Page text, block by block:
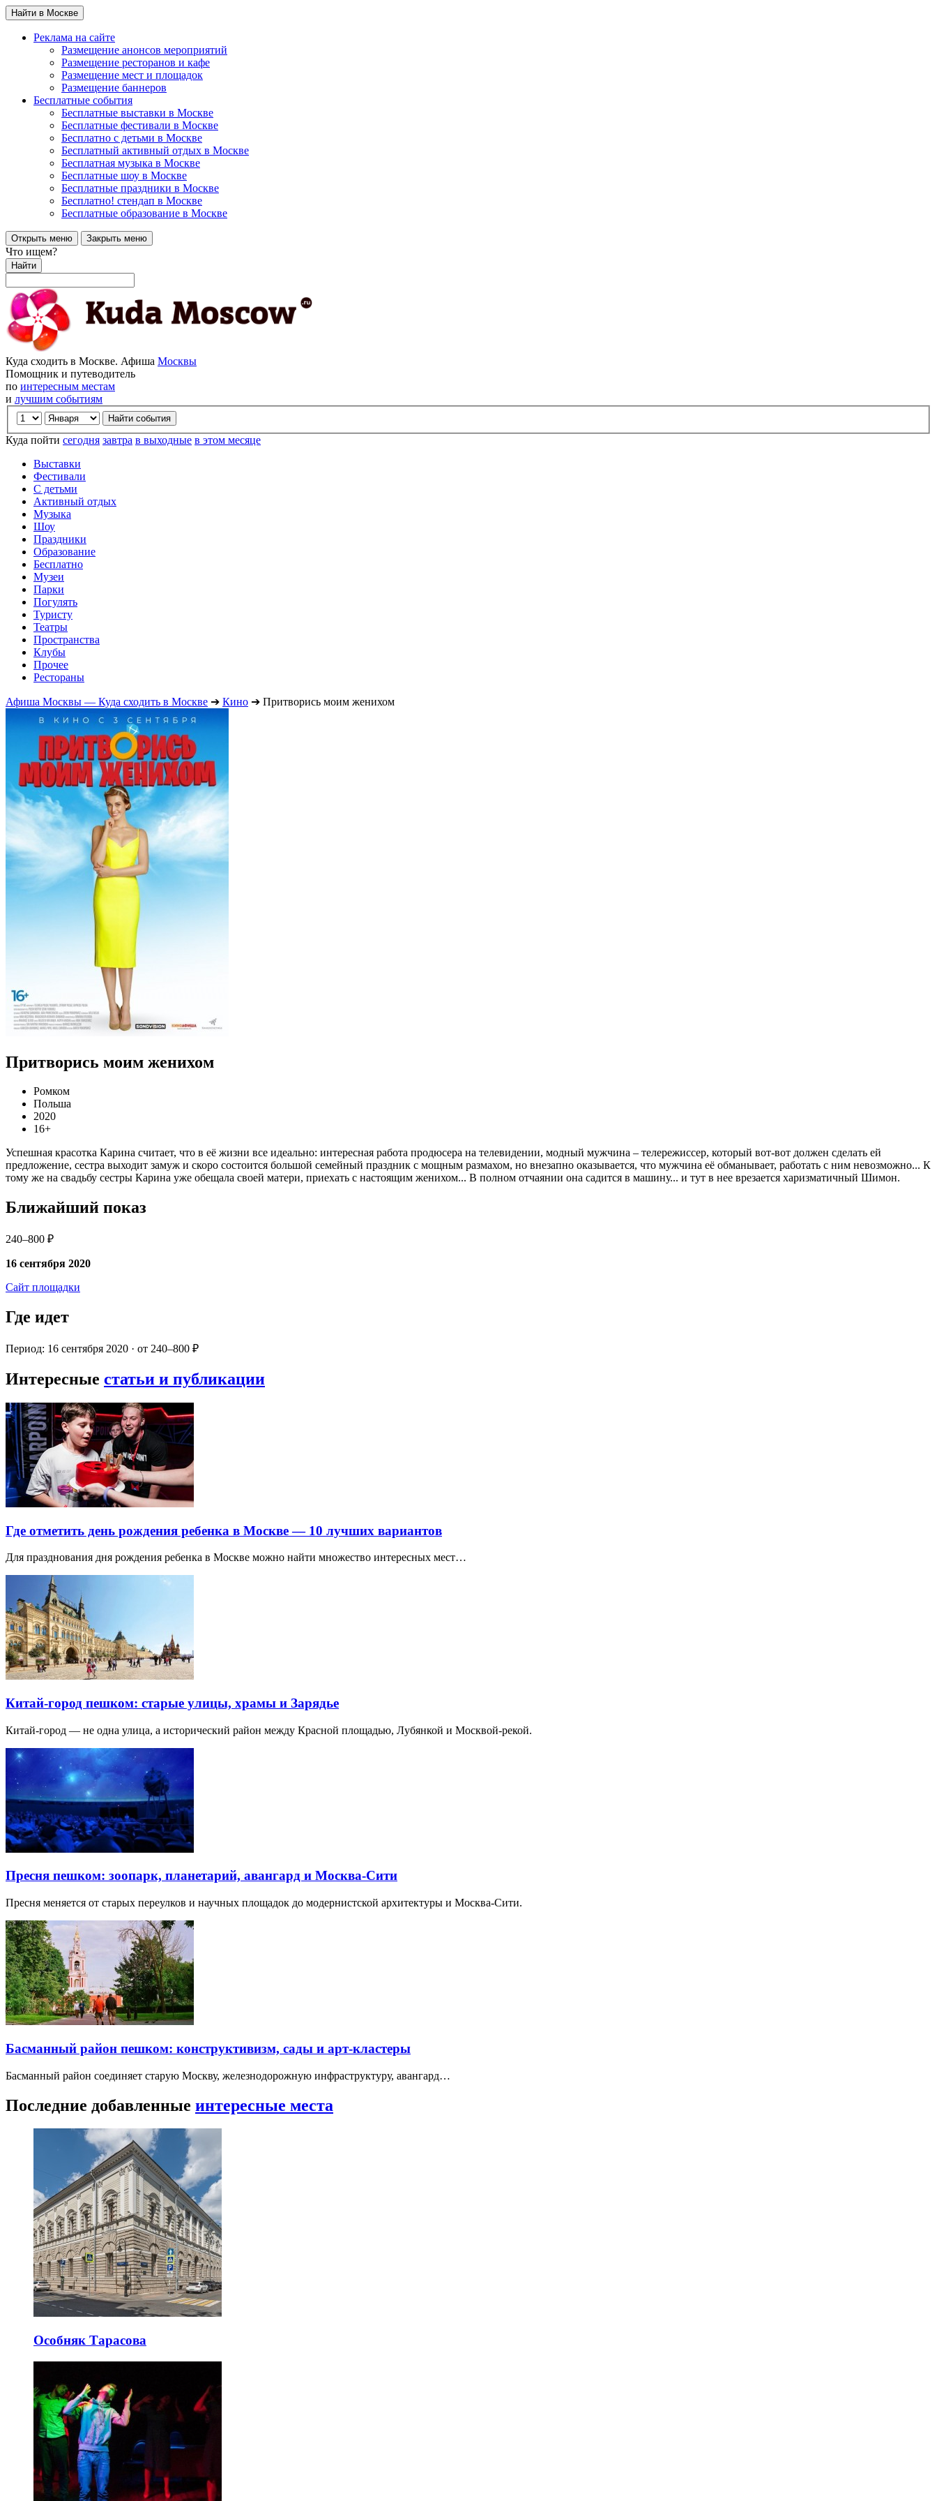
Найти в Москве
Реклама на сайте
Размещение анонсов мероприятий
Размещение ресторанов и кафе
Размещение мест и площадок
Размещение баннеров
Бесплатные события
Бесплатные выставки в Москве
Бесплатные фестивали в Москве
Бесплатно с детьми в Москве
Бесплатный активный отдых в Москве
Бесплатная музыка в Москве
Бесплатные шоу в Москве
Бесплатные праздники в Москве
Бесплатно! стендап в Москве
Бесплатные образование в Москве
Открыть меню Закрыть меню
Что ищем?
Найти
Куда сходить в Москве. Афиша Москвы
Помощник и путеводитель
по интересным местам
и лучшим событиям
Куда пойти сегодня завтра в выходные в этом месяце
Выставки
Фестивали
С детьми
Активный отдых
Музыка
Шоу
Праздники
Образование
Бесплатно
Музеи
Парки
Погулять
Туристу
Театры
Пространства
Клубы
Прочее
Рестораны
Афиша Москвы — Куда сходить в Москве ➔ Кино ➔ Притворись моим женихом
Притворись моим женихом
Ромком
Польша
2020
16+
Успешная красотка Карина считает, что в её жизни все идеально: интересная работа продюсера на телевидении, модный мужчина – телережиссер, который вот-вот должен сделать ей
предложение, сестра выходит замуж и скоро состоится большой семейный праздник с мощным размахом, но внезапно оказывается, что мужчина её обманывает, работать с ним невозможно... К
тому же на свадьбу сестры Карина уже обещала своей матери, приехать с настоящим женихом... В полном отчаянии она садится в машину... и тут в нее врезается харизматичный Шимон.
Ближайший показ
240–800 ₽
16 сентября 2020
Сайт площадки
Где идет
Период: 16 сентября 2020 · от 240–800 ₽
Интересные статьи и публикации
Где отметить день рождения ребенка в Москве — 10 лучших вариантов
Для празднования дня рождения ребенка в Москве можно найти множество интересных мест…
Китай-город пешком: старые улицы, храмы и Зарядье
Китай-город — не одна улица, а исторический район между Красной площадью, Лубянкой и Москвой-рекой.
Пресня пешком: зоопарк, планетарий, авангард и Москва-Сити
Пресня меняется от старых переулков и научных площадок до модернистской архитектуры и Москва-Сити.
Басманный район пешком: конструктивизм, сады и арт-кластеры
Басманный район соединяет старую Москву, железнодорожную инфраструктуру, авангард…
Последние добавленные интересные места
Особняк Тарасова